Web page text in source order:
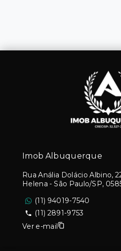
Imob Albuquerque
Rua Anália Dolácio Albino,
Helena - São Paulo/SP,
(11) 94019-7540
(11) 2891-9753
Ver e-mail